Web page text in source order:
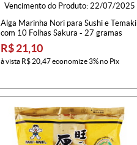
Vencimento do Produto: 22/07/2025
Alga Marinha Nori para Sushi e Temaki
com 10 Folhas Sakura - 27 gramas
R$ 21,10
à vista R$ 20,47economize3%no Pix